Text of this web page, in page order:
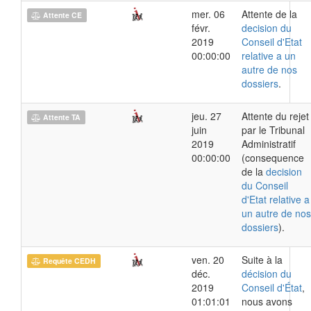
Attente CE
mer. 06
févr.
2019
00:00:00
Attente de la
decision du
Conseil d'Etat
relative a un
autre de nos
dossiers.
Attente TA
jeu. 27
juin
2019
00:00:00
Attente du rejet
par le Tribunal
Administratif
(consequence
de la decision
du Conseil
d'Etat relative a
un autre de nos
dossiers).
Requête CEDH
ven. 20
déc.
2019
01:01:01
Suite à la
décision du
Conseil d'État,
nous avons